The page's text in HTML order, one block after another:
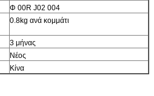
Φ 00R J02 004
0.8kg ανά κομμάτι
3 μήνας
Νέος
Κίνα